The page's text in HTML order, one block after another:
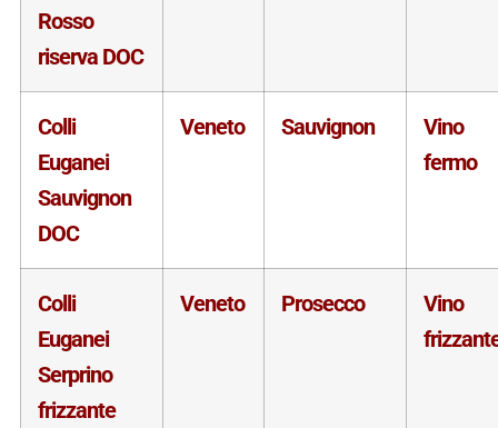
Rosso
riserva DOC
Colli
Euganei
Sauvignon
DOC
Veneto Sauvignon
Vino
fermo
Colli
Euganei
Serprino
frizzante
Veneto Prosecco
Vino